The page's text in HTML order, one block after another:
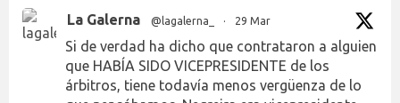
La Galerna @lagalerna_ · 29 Mar
Si de verdad ha dicho que contrataron a alguien
que HABÍA SIDO VICEPRESIDENTE de los
árbitros, tiene todavía menos vergüenza de lo